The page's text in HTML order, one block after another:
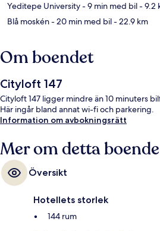
Yeditepe University- 9 min med bil- 9.2
Blå moskén- 20 min med bil- 22.9 km
Om boendet
Cityloft 147
Cityloft 147 ligger mindre än 10 minuters
Här ingår bland annat wi-fi och parkering.
Information om avbokningsrätt
Mer om detta boende
Översikt
Hotellets storlek
144 rum